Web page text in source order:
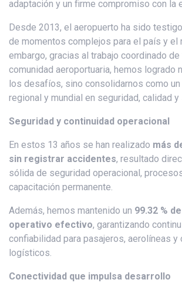
adaptación y un firme compromiso con la
Desde 2013, el aeropuerto ha sido
de momentos complejos para el país y el
embargo, gracias al trabajo coordinado de
comunidad aeroportuaria, hemos logrado
los desafíos, sino consolidarnos como
regional y mundial en seguridad, calidad
Seguridad y continuidad operacional
En estos 13 años se han realizado más
sin registrar accidentes, resultado
sólida de seguridad operacional,
capacitación permanente.
Además, hemos mantenido un 99.32 %
operativo efectivo, garantizando
confiabilidad para pasajeros, aerolíneas y
logísticos.
Conectividad que impulsa desarrollo